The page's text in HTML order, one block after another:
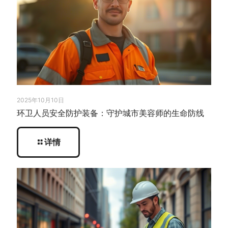
2025年10月10日
环卫人员安全防护装备：守护城市美容师的生命防线
详情